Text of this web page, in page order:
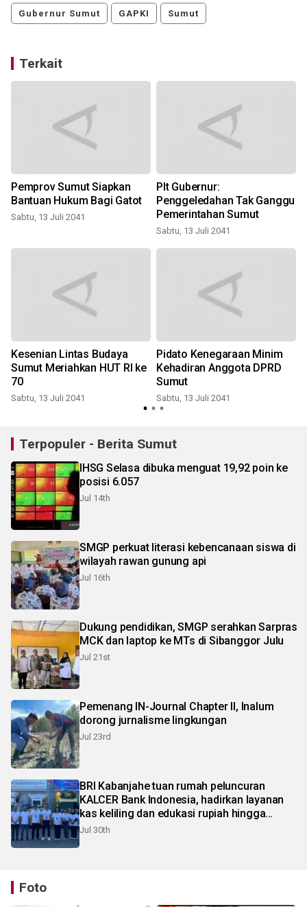
Gubernur Sumut GAPKI Sumut
Terkait
Pemprov Sumut Siapkan
Bantuan Hukum Bagi Gatot
Sabtu, 13 Juli 2041
Plt Gubernur:
Penggeledahan Tak Ganggu
Pemerintahan Sumut
Sabtu, 13 Juli 2041
Kesenian Lintas Budaya
Sumut Meriahkan HUT RI ke
70
Sabtu, 13 Juli 2041
Pidato Kenegaraan Minim
Kehadiran Anggota DPRD
Sumut
Sabtu, 13 Juli 2041
Terpopuler - Berita Sumut
IHSG Selasa dibuka menguat 19,92 poin ke
posisi 6.057
Jul 14th
SMGP perkuat literasi kebencanaan siswa di
wilayah rawan gunung api
Jul 16th
Dukung pendidikan, SMGP serahkan Sarpras
MCK dan laptop ke MTs di Sibanggor Julu
Jul 21st
Pemenang IN-Journal Chapter II, Inalum
dorong jurnalisme lingkungan
Jul 23rd
BRI Kabanjahe tuan rumah peluncuran
KALCER Bank Indonesia, hadirkan layanan
kas keliling dan edukasi rupiah hingga
pelosok Karo
Jul 30th
Foto